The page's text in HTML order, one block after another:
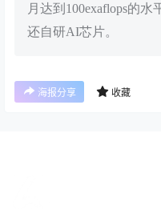
月达到100exaflops的
还自研AI芯片。
海报分享 收藏